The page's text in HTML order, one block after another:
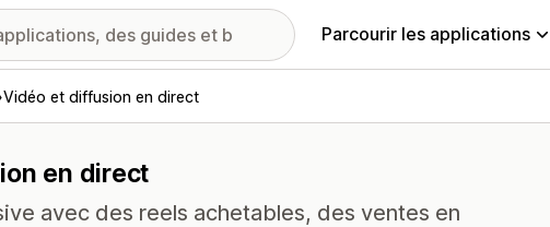
Parcourir les applications
Vidéo et diffusion en direct
en direct
avec des reels achetables, des ventes en